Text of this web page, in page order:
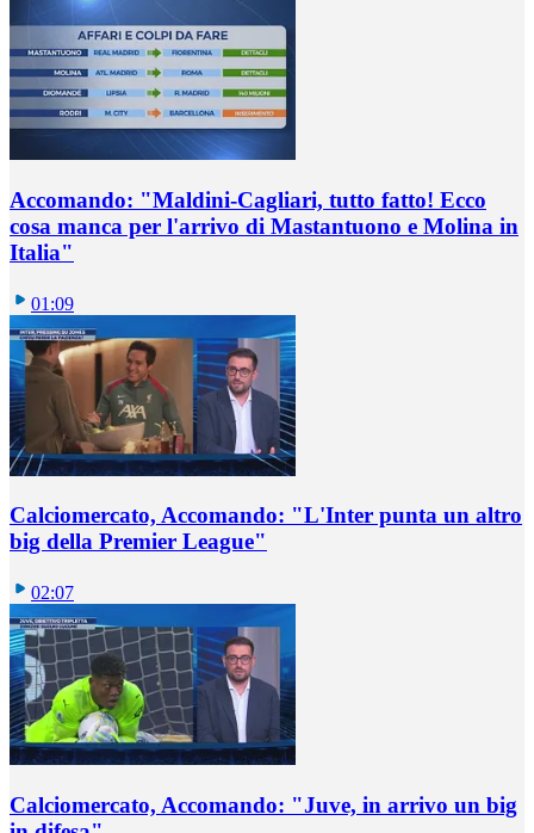
Accomando: "Maldini-Cagliari, tutto fatto! Ecco
cosa manca per l'arrivo di Mastantuono e Molina in
Italia"
01:09
Calciomercato, Accomando: "L'Inter punta un altro
big della Premier League"
02:07
Calciomercato, Accomando: "Juve, in arrivo un big